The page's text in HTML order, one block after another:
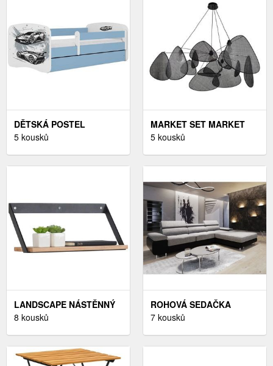
DĚTSKÁ POSTEL
BABYDREAMS+M MODRÁ
5 kousků
MARKET SET MARKET
SET SCREEN ZÁVĚSNÉ
5 kousků
LANDSCAPE NÁSTĚNNÝ
REGÁL, ČERNÁ, BARVY
8 kousků
ROHOVÁ SEDAČKA
LAING MINI, PRAVÁ,
7 kousků